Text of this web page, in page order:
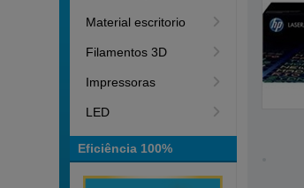
Material escritorio
Filamentos 3D
Impressoras
LED
Eficiência 100%